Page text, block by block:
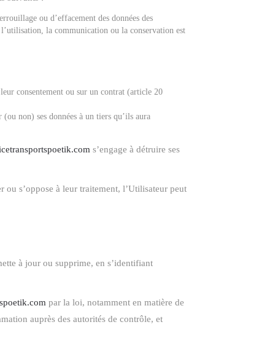
ou d’effacement des données des
la communication ou la conservation est
consentement ou sur un contrat (article 20
non) ses données à un tiers qu’ils aura
s’engage à détruire ses
s’oppose à leur traitement, l’Utilisateur peut
à jour ou supprime, en s’identifiant
par la loi, notamment en matière de
auprès des autorités de contrôle, et